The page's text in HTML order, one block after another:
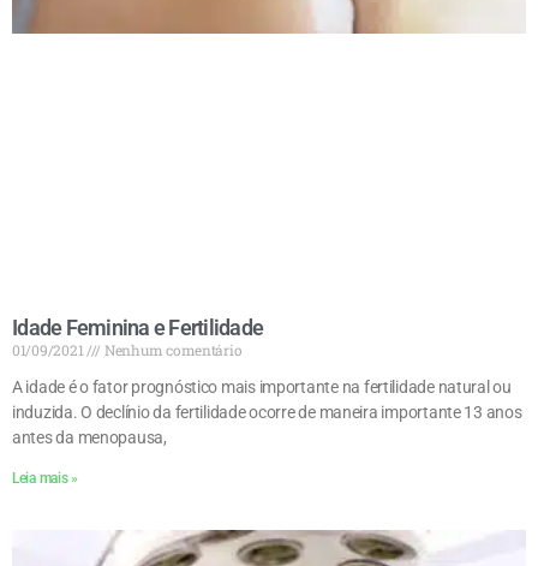
Idade Feminina e Fertilidade
01/09/2021
Nenhum comentário
A idade é o fator prognóstico mais importante na fertilidade natural ou
induzida. O declínio da fertilidade ocorre de maneira importante 13 anos
antes da menopausa,
Leia mais »